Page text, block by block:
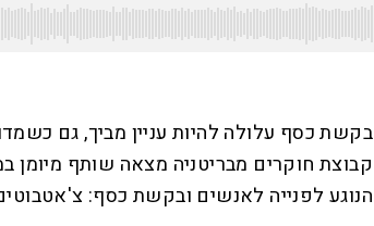
בקשת כסף עלולה להיות עניין מביך, גם
קבוצת חוקרים מבריטניה מצאה שותף מיומן
הנוגע לפנייה לאנשים ובקשת כסף: